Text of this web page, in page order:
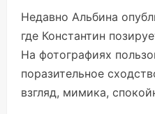
Недавно Альбина
где Константин
На фотографиях
поразительное
взгляд, мимика,